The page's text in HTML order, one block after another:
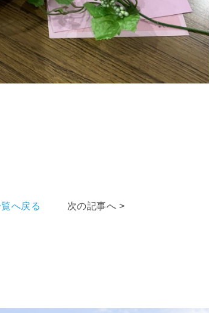
へ戻る 次の記事へ >